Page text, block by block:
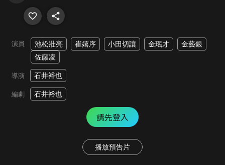
演員 池松壯亮 崔嬉序 小田切讓 金珉才
金藝銀
佐藤凌
導演 石井裕也
編劇 石井裕也
請先登入
播放預告片